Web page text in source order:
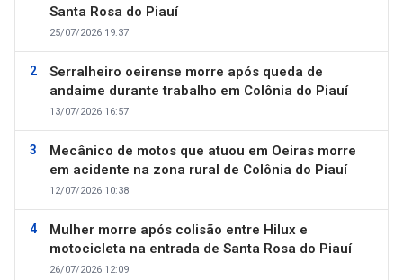
Santa Rosa do Piauí
25/07/2026 19:37
Serralheiro oeirense morre após queda de
andaime durante trabalho em Colônia do Piauí
13/07/2026 16:57
Mecânico de motos que atuou em Oeiras morre
em acidente na zona rural de Colônia do Piauí
12/07/2026 10:38
Mulher morre após colisão entre Hilux e
motocicleta na entrada de Santa Rosa do Piauí
26/07/2026 12:09